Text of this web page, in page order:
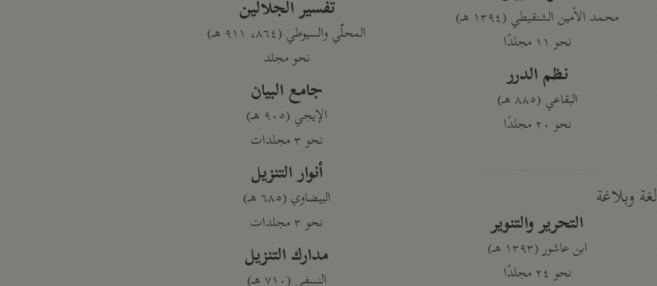
محمد الأمين الشنقيطي (١٣٩٤ هـ)
نحو ١١ مجلدًا
نظم الدرر
البقاعي (٨٨٥ هـ)
نحو ٢٠ مجلدًا
لغة وبلاغة
التحرير والتنوير
ابن عاشور (١٣٩٣ هـ)
نحو ٢٤ مجلدًا
تفسير الجلالين
المحلّي والسيوطي (٨٦٤، ٩١١ هـ)
نحو مجلد
جامع البيان
الإيجي (٩٠٥ هـ)
نحو ٣ مجلدات
أنوار التنزيل
البيضاوي (٦٨٥ هـ)
نحو ٣ مجلدات
مدارك التنزيل
النسفي (٧١٠ هـ)